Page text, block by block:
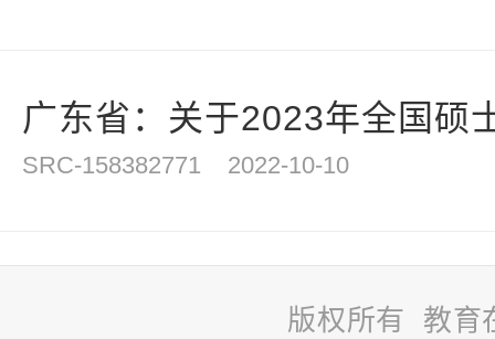
广东省：关于2023年全国硕
SRC-158382771 2022-10-10
版权所有 教育